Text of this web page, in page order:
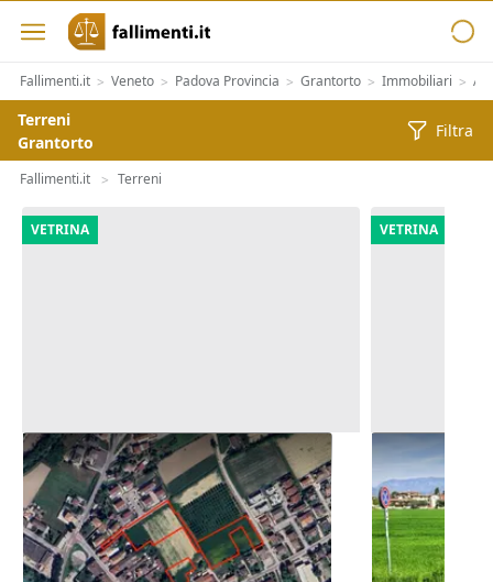
Fallimenti.it > Veneto > Padova Provincia > Grantorto > Immobiliari >
Terreni
Grantorto
Filtra
Fallimenti.it > Terreni
VETRINA
Asta Appezzamenti di terreno di
12.973 mq
Vigodarzere (Padova)
79.488 €
15/09/2026
VETRINA
Asta Quota
sport e per
Bassano
12.595 €
15/09/2026